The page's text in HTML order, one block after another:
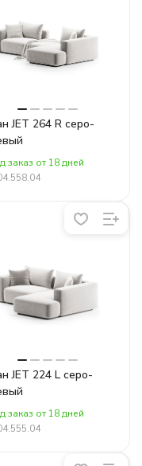
JET 264 R серо-
заказ от 18 дней
JET 224 L серо-
заказ от 18 дней